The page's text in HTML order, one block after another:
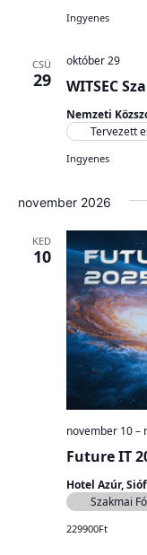
Ingyenes
CSÜ
29 WITSEC
október 29
Nemzeti
Tervezett
Ingyenes
november 2026
KED
10
Future IT
november 10–
Hotel Azúr,
Szakmai
229900Ft